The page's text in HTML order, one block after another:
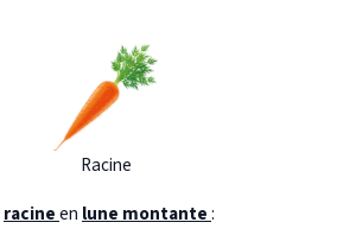
Racine
racineen lune montante: